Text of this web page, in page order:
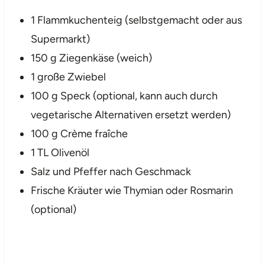
1 Flammkuchenteig (selbstgemacht oder aus
Supermarkt)
150 g Ziegenkäse (weich)
1 große Zwiebel
100 g Speck (optional, kann auch durch
vegetarische Alternativen ersetzt werden)
100 g Crème fraîche
1 TL Olivenöl
Salz und Pfeffer nach Geschmack
Frische Kräuter wie Thymian oder Rosmarin
(optional)